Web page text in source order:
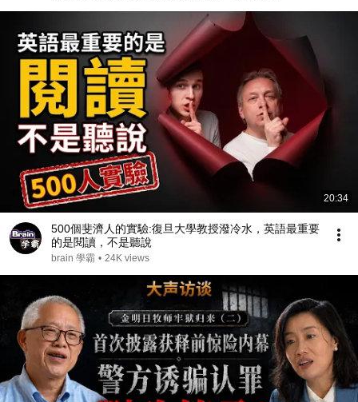
20:34
500個斐濟人的實驗:復旦大學教授潑冷水，英語最重要
的是閱讀，不是聽說
brain 學霸 • 24K views